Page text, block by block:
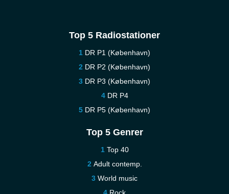
Top 5 Radiostationer
DR P1 (København)
DR P2 (København)
DR P3 (København)
DR P4
DR P5 (København)
Top 5 Genrer
Top 40
Adult contemp.
World music